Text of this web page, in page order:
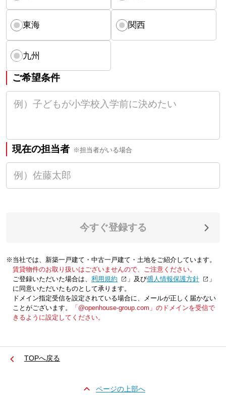
東海 関西
九州
ご希望条件
現在の担当者 ※担当者がいる場合
今すぐ登録する
※当社では、新築一戸建て・中古一戸建て・土地をご紹介しています。
賃貸物件のお取り扱いはございませんので、ご注意ください。
ご登録いただいた場合は、「利用規約 」及び「個人情報保護方針
」
に同意いただいたものとして承ります。
ドメイン指定受信を設定されている場合に、メールが正しく届かない
ことがございます。
「@openhouse-group.com」のドメインを受信で
きるように設定してください。
TOPへ戻る
ページの上部へ